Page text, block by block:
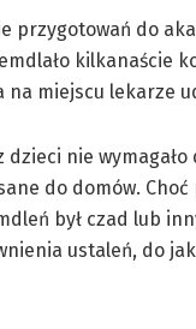
przygotowań do
kilkanaście
na miejscu lekarze
nie
do domów.
był czad lub
ustaleń, do